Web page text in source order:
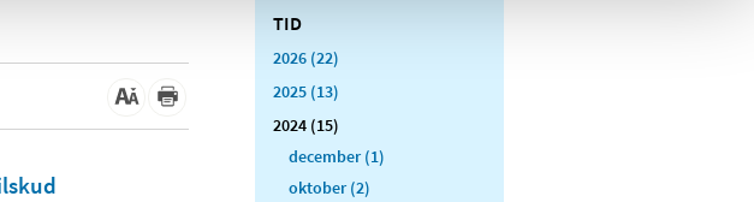
TID
2026 (22)
2025 (13)
2024 (15)
december (1)
oktober (2)